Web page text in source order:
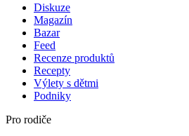
Diskuze
Magazín
Bazar
Feed
Recenze produktů
Recepty
Výlety s dětmi
Podniky
Pro rodiče